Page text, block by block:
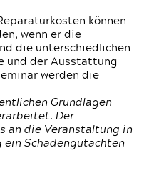
können
wenn er die
die unterschiedlichen
und der Ausstattung
werden die
Grundlagen
Der
an die Veranstaltung in
ein Schadengutachten